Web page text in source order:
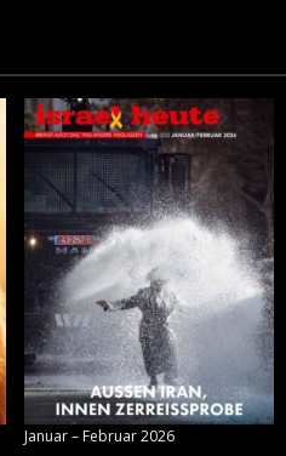
Januar – Februar 2026